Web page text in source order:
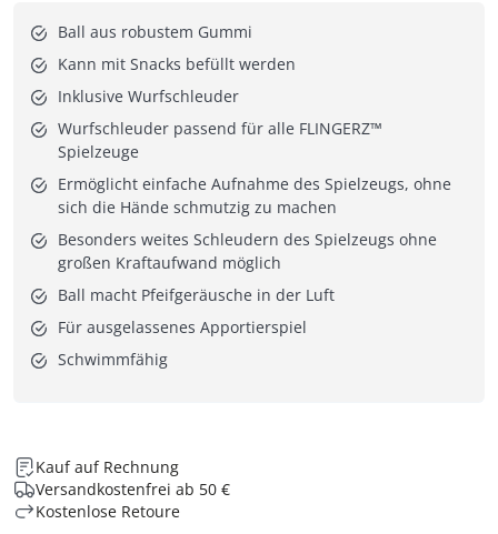
Ball aus robustem Gummi
Kann mit Snacks befüllt werden
Inklusive Wurfschleuder
Wurfschleuder passend für alle FLINGERZ™
Spielzeuge
Ermöglicht einfache Aufnahme des Spielzeugs, ohne
sich die Hände schmutzig zu machen
Besonders weites Schleudern des Spielzeugs ohne
großen Kraftaufwand möglich
Ball macht Pfeifgeräusche in der Luft
Für ausgelassenes Apportierspiel
Schwimmfähig
Kauf auf Rechnung
Versandkostenfrei ab 50 €
Kostenlose Retoure